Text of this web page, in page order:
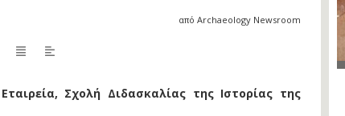
από Archaeology Newsroom
Σχολή Διδασκαλίας της Ιστορίας της